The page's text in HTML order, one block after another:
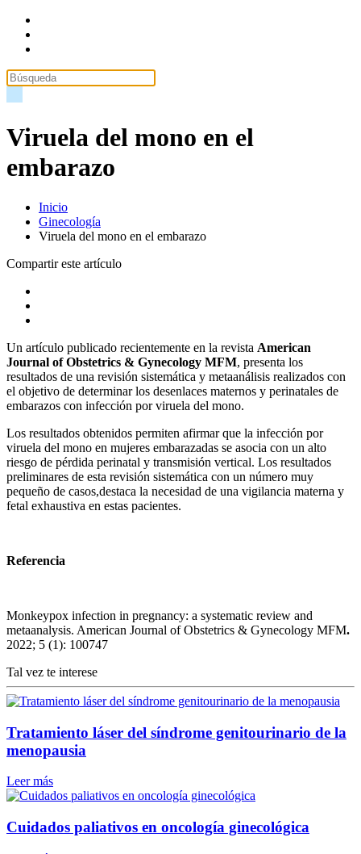
Viruela del mono en el
embarazo
Inicio
Ginecología
Viruela del mono en el embarazo
Compartir este artículo
Un artículo publicado recientemente en la revista American
Journal of Obstetrics & Gynecology MFM, presenta los
resultados de una revisión sistemática y metaanálisis realizados con
el objetivo de determinar los desenlaces maternos y perinatales de
embarazos con infección por viruela del mono.
Los resultados obtenidos permiten afirmar que la infección por
viruela del mono en mujeres embarazadas se asocia con un alto
riesgo de pérdida perinatal y transmisión vertical. Los resultados
preliminares de esta revisión sistemática con un número muy
pequeño de casos,destaca la necesidad de una vigilancia materna y
fetal exhaustiva en estas pacientes.
Referencia
Monkeypox infection in pregnancy: a systematic review and
metaanalysis. American Journal of Obstetrics & Gynecology MFM.
2022; 5 (1): 100747
Tal vez te interese
Tratamiento láser del síndrome genitourinario de la
menopausia
Leer más
Cuidados paliativos en oncología ginecológica